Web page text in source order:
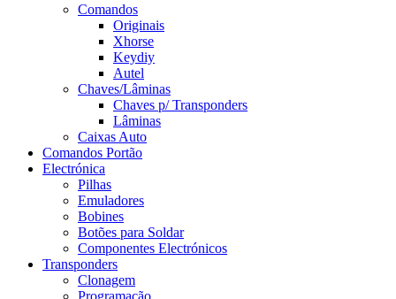
Comandos
Originais
Xhorse
Keydiy
Autel
Chaves/Lâminas
Chaves p/ Transponders
Lâminas
Caixas Auto
Comandos Portão
Electrónica
Pilhas
Emuladores
Bobines
Botões para Soldar
Componentes Electrónicos
Transponders
Clonagem
Programação